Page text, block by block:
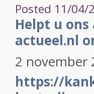
Posted 11/04/
Helpt u
actueel.nl
2 november
https://